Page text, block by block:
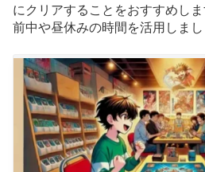
にクリアすることをおすすめし
前中や昼休みの時間を活用しまし